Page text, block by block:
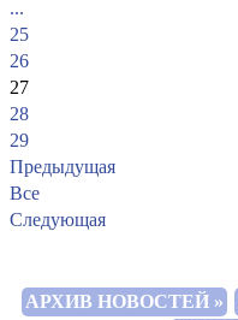
...
25
26
27
28
29
Предыдущая
Все
Следующая
АРХИВ НОВОСТЕЙ »